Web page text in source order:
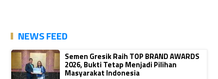
NEWS FEED
Semen Gresik Raih TOP BRAND AWARDS
2026, Bukti Tetap Menjadi Pilihan
Masyarakat Indonesia